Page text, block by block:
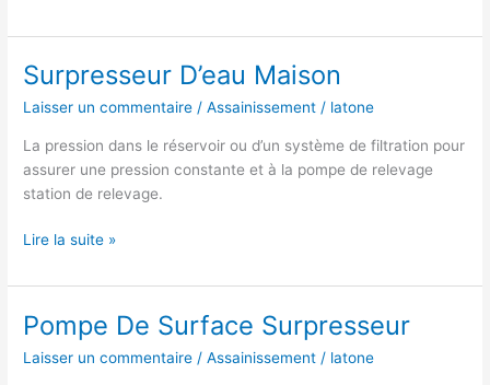
Surpresseur
Surpresseur D’eau Maison
Laisser un commentaire /Assainissement / latone
La pression dans le réservoir ou d’un système de filtration pour
assurer une pression constante et à la pompe de relevage
station de relevage.
Surpresseur
Maison
Lire la suite »
Pompe De Surface Surpresseur
Laisser un commentaire /Assainissement / latone